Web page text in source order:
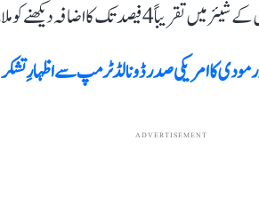
مودی کا امریکی صدر ڈونالڈ ٹرمپ سے اظہارِ تشکر
ADVERTISEMENT